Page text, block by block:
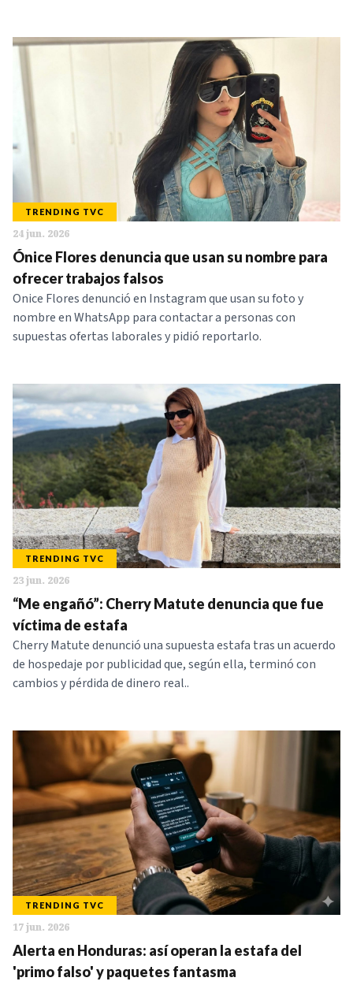
TRENDING TVC
24 jun. 2026
Ónice Flores denuncia que usan su nombre para
ofrecer trabajos falsos
Onice Flores denunció en Instagram que usan su foto y
nombre en WhatsApp para contactar a personas con
supuestas ofertas laborales y pidió reportarlo.
TRENDING TVC
23 jun. 2026
“Me engañó”: Cherry Matute denuncia que fue
víctima de estafa
Cherry Matute denunció una supuesta estafa tras un acuerdo
de hospedaje por publicidad que, según ella, terminó con
cambios y pérdida de dinero real..
TRENDING TVC
17 jun. 2026
Alerta en Honduras: así operan la estafa del
'primo falso' y paquetes fantasma